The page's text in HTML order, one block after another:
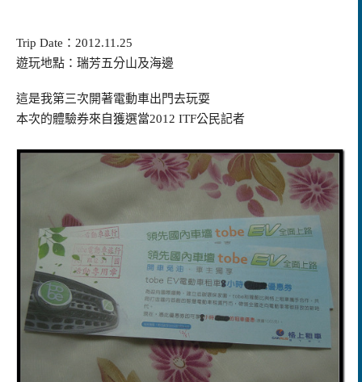
Trip Date ： 2012.11.25
遊玩地點：瑞芳五分山及海邊
這是我第三次開著電動車出門去玩耍
本次的體驗券來自獲選當2012 ITF公民記者